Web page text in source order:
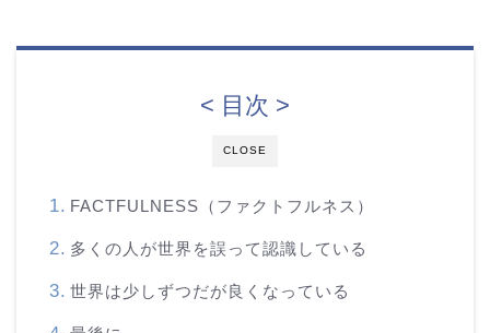
CLOSE
< 目次 >
FACTFULNESS（ファクトフルネス）
多くの人が世界を誤って認識している
世界は少しずつだが良くなっている